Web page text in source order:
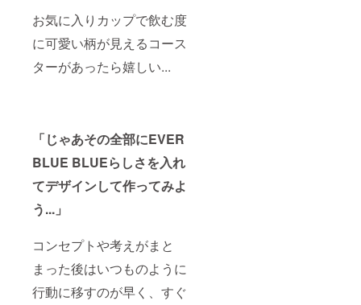
お気に入りカップで飲む度
に可愛い柄が見えるコース
ターがあったら嬉しい...
「じゃあその全部にEVER
BLUE BLUEらしさを入れ
てデザインして作ってみよ
う...」
コンセプトや考えがまと
まった後はいつものように
行動に移すのが早く、すぐ